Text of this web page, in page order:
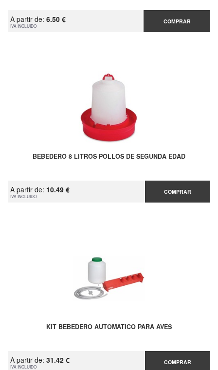
A partir de: 6.50 €
IVA INCLUIDO
COMPRAR
BEBEDERO 8 LITROS POLLOS DE SEGUNDA EDAD
A partir de: 10.49 €
IVA INCLUIDO
COMPRAR
KIT BEBEDERO AUTOMATICO PARA AVES
A partir de: 31.42 €
IVA INCLUIDO
COMPRAR